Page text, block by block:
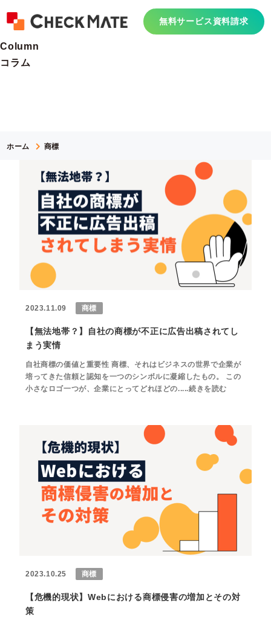
無料サービス資料請求
Column
コラム
ホーム 商標
2023.11.09 商標
【無法地帯？】自社の商標が不正に広告出稿されてし
まう実情
自社商標の価値と重要性 商標、それはビジネスの世界で企業が
培ってきた信頼と認知を一つのシンボルに凝縮したもの。 この
小さなロゴ一つが、企業にとってどれほどの.....続きを読む
2023.10.25 商標
【危機的現状】Webにおける商標侵害の増加とその対
策